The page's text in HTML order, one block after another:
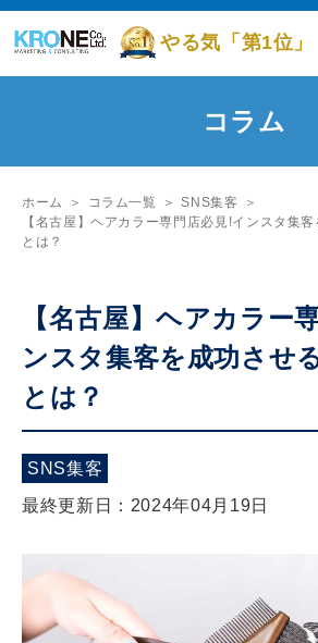
やる気「第1位」
コラム
ホーム コラム一覧
SNS集客
【名古屋】ヘアカラー専門店必見!インスタ集
とは？
【名古屋】ヘアカラー
ンスタ集客を成功させ
とは？
SNS集客
最終更新日：2024年04月19日